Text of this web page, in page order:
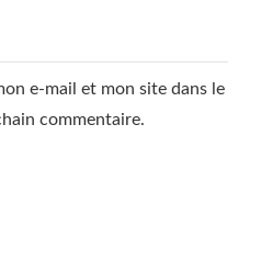
e-mail et mon site dans le
commentaire.